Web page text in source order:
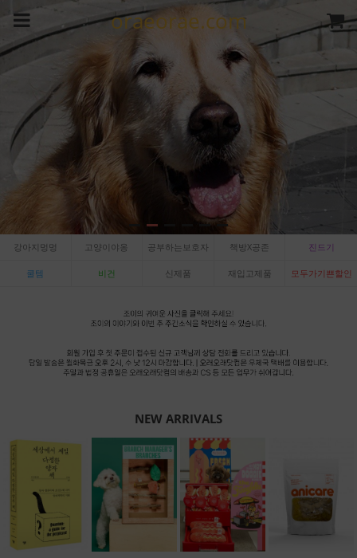
oraeorae.com
강아지멍멍 고양이야옹 공부하는보호자 책방X공존 진드기
쿨템 비건 신제품 재입고제품 모두가기쁜할인
NEW ARRIVALS